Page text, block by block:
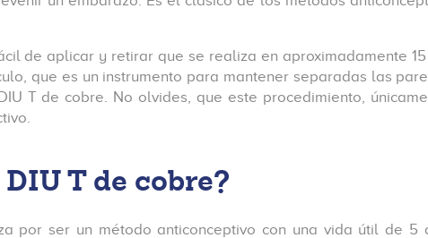
de aplicar y retirar que se realiza en aproximadamente
que es un instrumento para mantener separadas las
T de cobre. No olvides, que este procedimiento,
T de cobre?
por ser un método anticonceptivo con una vida útil de